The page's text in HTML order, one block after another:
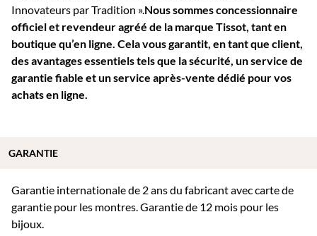
Innovateurs par Tradition ».Nous sommes concessionnaire
officiel et revendeur agréé de la marque Tissot, tant en
boutique qu’en ligne. Cela vous garantit, en tant que client,
des avantages essentiels tels que la sécurité, un service de
garantie fiable et un service après-vente dédié pour vos
achats en ligne.
Garantie internationale de 2 ans du fabricant avec carte de
garantie pour les montres. Garantie de 12 mois pour les
bijoux.
GARANTIE